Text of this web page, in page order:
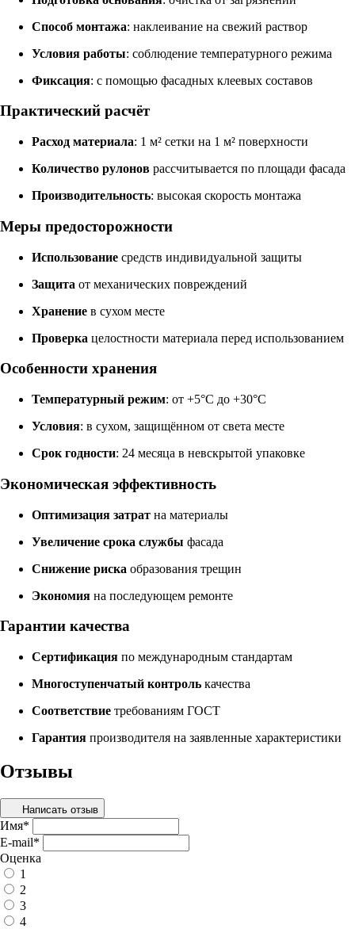
Способ монтажа: наклеивание на свежий раствор
Условия работы: соблюдение температурного режима
Фиксация: с помощью фасадных клеевых составов
Практический расчёт
Расход материала: 1 м² сетки на 1 м² поверхности
Количество рулонов рассчитывается по площади фасада
Производительность: высокая скорость монтажа
Меры предосторожности
Использование средств индивидуальной защиты
Защита от механических повреждений
Хранение в сухом месте
Проверка целостности материала перед использованием
Особенности хранения
Температурный режим: от +5°C до +30°C
Условия: в сухом, защищённом от света месте
Срок годности: 24 месяца в невскрытой упаковке
Экономическая эффективность
Оптимизация затрат на материалы
Увеличение срока службы фасада
Снижение риска образования трещин
Экономия на последующем ремонте
Гарантии качества
Сертификация по международным стандартам
Многоступенчатый контроль качества
Соответствие требованиям ГОСТ
Гарантия производителя на заявленные характеристики
Отзывы
Написать отзыв
Имя*
E-mail*
Оценка
1
2
3
4